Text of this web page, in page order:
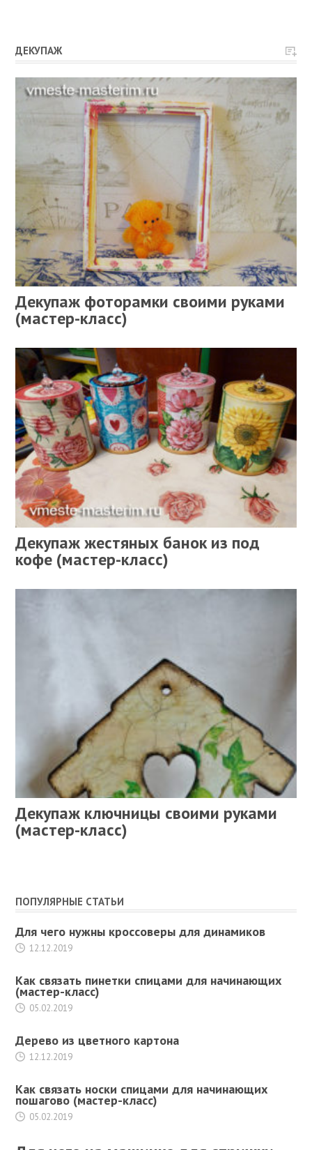
ДЕКУПАЖ
Декупаж фоторамки своими руками
(мастер-класс)
Декупаж жестяных банок из под
кофе (мастер-класс)
Декупаж ключницы своими руками
(мастер-класс)
ПОПУЛЯРНЫЕ СТАТЬИ
Для чего нужны кроссоверы для динамиков
12.12.2019
Как связать пинетки спицами для начинающих
(мастер-класс)
05.02.2019
Дерево из цветного картона
12.12.2019
Как связать носки спицами для начинающих
пошагово (мастер-класс)
05.02.2019